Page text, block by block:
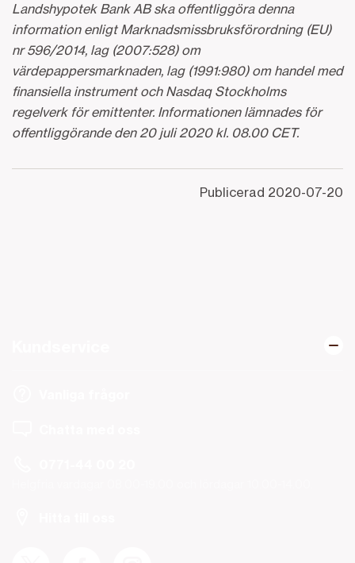
Landshypotek Bank AB ska offentliggöra denna
information enligt Marknadsmissbruksförordning (EU)
nr 596/2014, lag (2007:528) om
värdepappersmarknaden, lag (1991:980) om handel med
finansiella instrument och Nasdaq Stockholms
regelverk för emittenter. Informationen lämnades för
offentliggörande den 20 juli 2020 kl. 08.00 CET.
Publicerad 2020-07-20